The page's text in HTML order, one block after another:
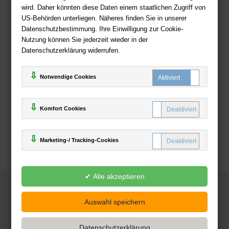
wird. Daher könnten diese Daten einem staatlichen Zugriff von
US-Behörden unterliegen. Näheres finden Sie in unserer
Datenschutzbestimmung. Ihre Einwilligung zur Cookie-
Nutzung können Sie jederzeit wieder in der
Datenschutzerklärung widerrufen.
Notwendige Cookies
Komfort Cookies
Marketing-/ Tracking-Cookies
Zahlweisen
Deutsche-Buchhandlung.de
www.deutsche-buchhandlung.de ist ein Angebot der
Handelsgesellschaft mbH
Powered by Inooga